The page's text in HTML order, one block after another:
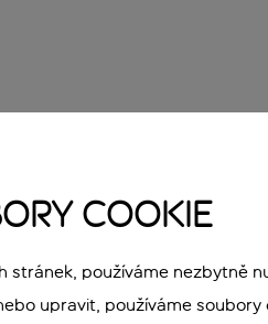
COOKIE
používáme nezbytně
upravit, používáme